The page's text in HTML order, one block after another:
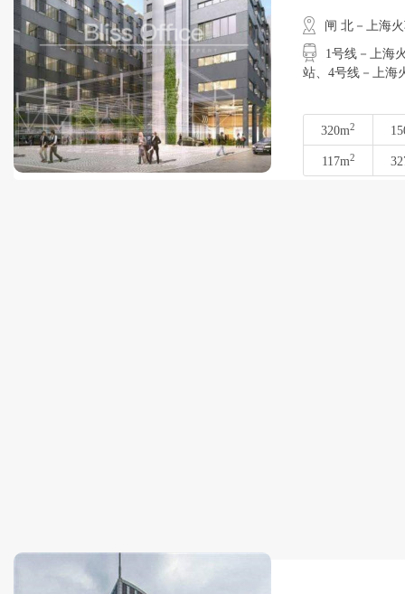
闸 北－上海
1号线－上海火
站、4号线－上海
320m2
117m2